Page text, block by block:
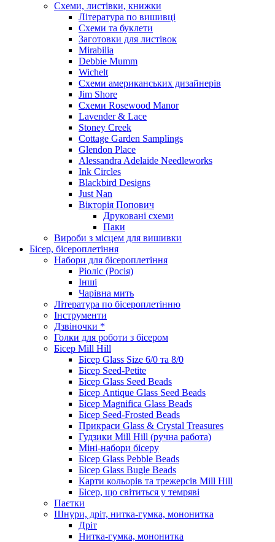
Схеми, листівки, книжки
Література по вишивці
Схеми та буклети
Заготовки для листівок
Mirabilia
Debbie Mumm
Wichelt
Схеми американських дизайнерів
Jim Shore
Cхеми Rosewood Manor
Lavender & Lace
Stoney Creek
Cottage Garden Samplings
Glendon Place
Alessandra Adelaide Needleworks
Ink Circles
Blackbird Designs
Just Nan
Вікторія Попович
Друковані схеми
Паки
Вироби з місцем для вишивки
Бісер, бісероплетіння
Набори для бісероплетіння
Ріоліс (Росія)
Інші
Чарівна мить
Література по бісероплетінню
Інструменти
Дзвіночки *
Голки для роботи з бісером
Бісер Mill Hill
Бісер Glass Size 6/0 та 8/0
Бісер Seed-Petite
Бісер Glass Seed Beads
Бісер Antique Glass Seed Beads
Бісер Magnifica Glass Beads
Бісер Seed-Frosted Beads
Прикраси Glass & Crystal Treasures
Гудзики Mill Hill (ручна работа)
Міні-набори бісеру
Бісер Glass Pebble Beads
Бісер Glass Bugle Beads
Карти кольорів та трежерсів Mill Hill
Бісер, що світиться у темряві
Паєтки
Шнури, дріт, нитка-гумка, мононитка
Дріт
Нитка-гумка, мононитка